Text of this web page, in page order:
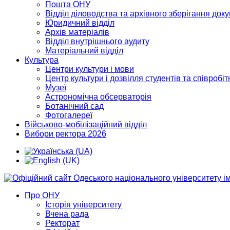
Пошта ОНУ
Відділ діловодства та архівного зберігання
Юридичний відділ
Архів матеріалів
Відділ внутрішнього аудиту
Матеріальний відділ
Культура
Центри культури і мови
Центр культури і дозвілля студентів та
Музеї
Астрономічна обсерваторія
Ботанічний сад
Фотогалереї
Військово-мобілізаційний відділ
Вибори ректора 2026
Про ОНУ
Історія університету
Вчена рада
Ректорат